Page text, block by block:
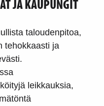
JA KAUPUNGIT
taloudenpitoa,
tehokkaasti ja
leikkauksia,